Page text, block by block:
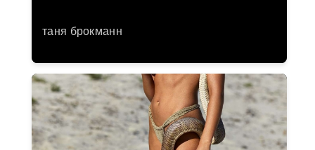
таня брокманн